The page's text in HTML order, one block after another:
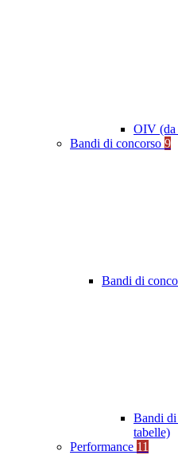
OIV (da
Bandi di concorso 9
Bandi di
Bandi di
tabelle)
Performance 11